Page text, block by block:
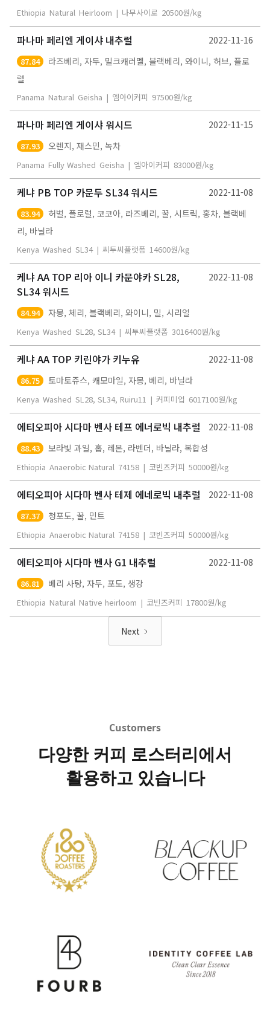
Ethiopia Natural Heirloom | 나무사이로 20500원/kg
파나마 페리엔 게이샤 내추럴 2022-11-16
87.84
라즈베리, 자두, 밀크캐러멜, 블랙베리, 와이니, 허브, 플로
럴
Panama Natural Geisha | 엠아이커피 97500원/kg
파나마 페리엔 게이샤 워시드 2022-11-15
87.93 오렌지, 재스민, 녹차
Panama Fully Washed Geisha | 엠아이커피 83000원/kg
케냐 PB TOP 카문두 SL34 워시드 2022-11-08
83.94
허벌, 플로럴, 코코아, 라즈베리, 꿀, 시트릭, 홍차, 블랙베
리, 바닐라
Kenya Washed SL34 | 씨투씨플랫폼 14600원/kg
케냐 AA TOP 리아 이니 카문야카 SL28,
SL34 워시드
2022-11-08
84.94 자몽, 체리, 블랙베리, 와이니, 밀, 시리얼
Kenya Washed SL28, SL34 | 씨투씨플랫폼 3016400원/kg
케냐 AA TOP 키린야가 키누유 2022-11-08
86.75 토마토쥬스, 캐모마일, 자몽, 베리, 바닐라
Kenya Washed SL28, SL34, Ruiru11 | 커피미업 6017100원/kg
에티오피아 시다마 벤사 테프 에너로빅 내추럴 2022-11-08
88.43 보라빛 과일, 홉, 레몬, 라벤더, 바닐라, 복합성
Ethiopia Anaerobic Natural 74158 | 코빈즈커피 50000원/kg
에티오피아 시다마 벤사 테제 에네로빅 내추럴 2022-11-08
87.37 청포도, 꿀, 민트
Ethiopia Anaerobic Natural 74158 | 코빈즈커피 50000원/kg
에티오피아 시다마 벤사 G1 내추럴 2022-11-08
86.81 베리 사탕, 자두, 포도, 생강
Ethiopia Natural Native heirloom | 코빈즈커피 17800원/kg
Next
Customers
다양한 커피 로스터리에서
활용하고 있습니다